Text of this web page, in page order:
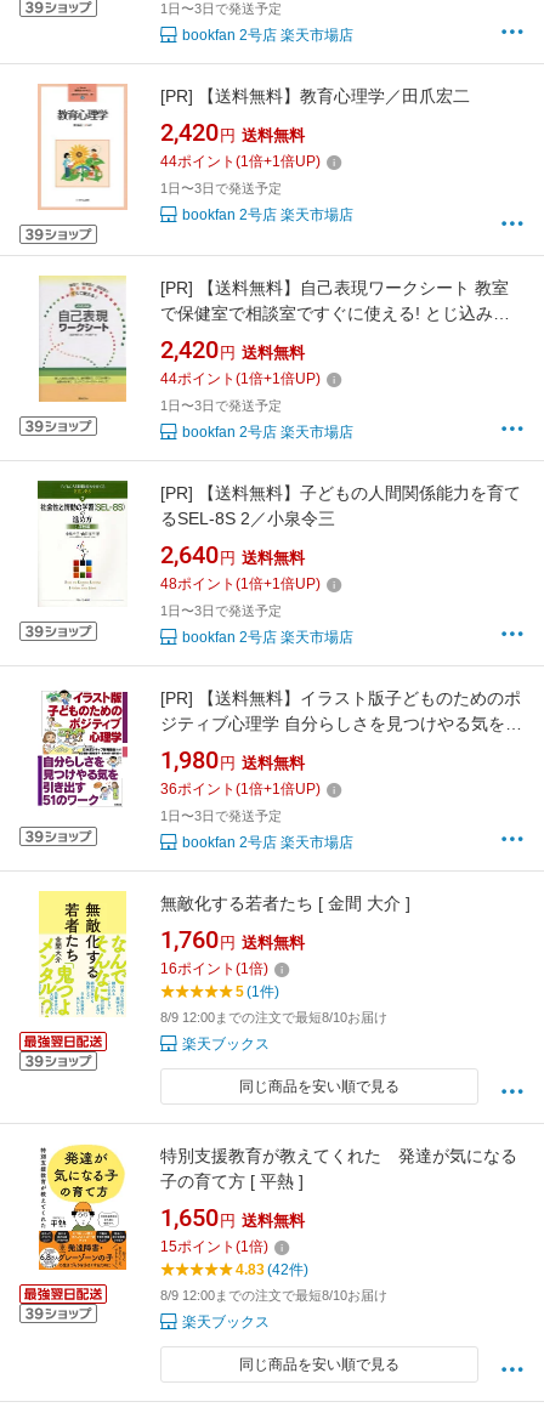
1日〜3日で発送予定
bookfan 2号店 楽天市場店
[PR] 【送料無料】教育心理学／田爪宏二
2,420 円 送料無料
44ポイント (1倍+1倍UP)
1日〜3日で発送予定
bookfan 2号店 楽天市場店
[PR]
【送料無料】自己表現ワークシート 教室
で保健室で相談室ですぐに使える! とじ込み式
／大竹直子
2,420 円 送料無料
44ポイント (1倍+1倍UP)
1日〜3日で発送予定
bookfan 2号店 楽天市場店
[PR]
【送料無料】子どもの人間関係能力を育て
るSEL-8S 2／小泉令三
2,640 円 送料無料
48ポイント (1倍+1倍UP)
1日〜3日で発送予定
bookfan 2号店 楽天市場店
[PR]
【送料無料】イラスト版子どものためのポ
ジティブ心理学 自分らしさを見つけやる気を引
き出す51のワーク／日本ポジティブ教育協会／
足立啓美／岐部智恵子
1,980 円 送料無料
36ポイント (1倍+1倍UP)
1日〜3日で発送予定
bookfan 2号店 楽天市場店
無敵化する若者たち [ 金間 大介 ]
1,760 円 送料無料
16ポイント (1倍)
5(1件)
8/9 12:00までの注文で最短8/10お届け
楽天ブックス
同じ商品を安い順で見る
特別支援教育が教えてくれた 発達が気になる
子の育て方 [ 平熱 ]
1,650 円 送料無料
15ポイント (1倍)
4.83(42件)
8/9 12:00までの注文で最短8/10お届け
楽天ブックス
同じ商品を安い順で見る